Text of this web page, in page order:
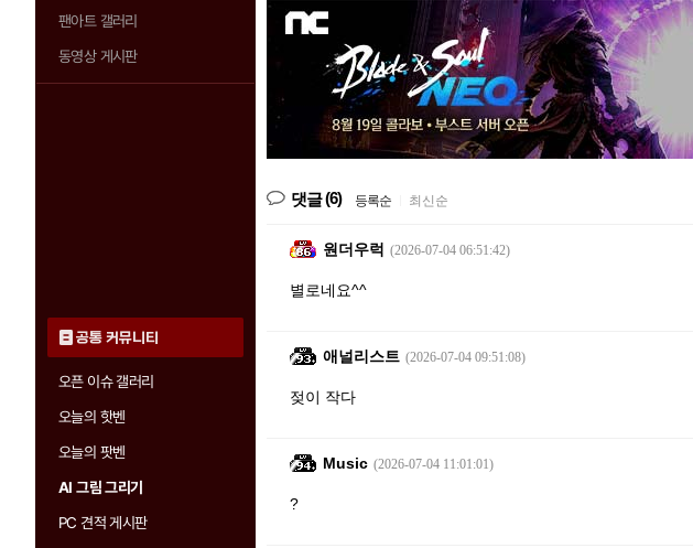
팬아트 갤러리
동영상 게시판
공통 커뮤니티
오픈 이슈 갤러리
오늘의 핫벤
오늘의 팟벤
AI 그림 그리기
PC 견적 게시판
댓글(6) 등록순 최신순
원더우럭 (2026-07-04 06:51:42)
별로네요^^
애널리스트 (2026-07-04 09:51:08)
젖이 작다
Music (2026-07-04 11:01:01)
?